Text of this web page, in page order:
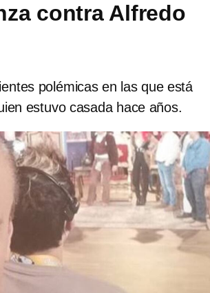
contra Alfredo
polémicas en las que está
estuvo casada hace años.